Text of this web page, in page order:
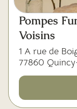
Pompes
Voisins
1 A rue de
77860